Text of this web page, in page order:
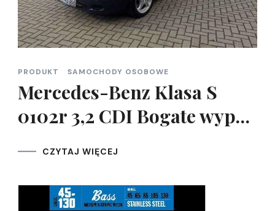
PRODUKT SAMOCHODY OSOBOWE
Mercedes-Benz Klasa S
0102r 3,2 CDI Bogate wyp…
CZYTAJ WIĘCEJ